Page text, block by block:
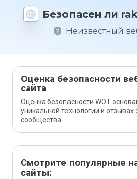
Безопасен ли
Неизвестный
Оценка безопасности
сайта
Оценка безопасности WOT
уникальной технологии и отзывах
сообщества.
Смотрите популярные
сайты:
сайт от
1 до 5?